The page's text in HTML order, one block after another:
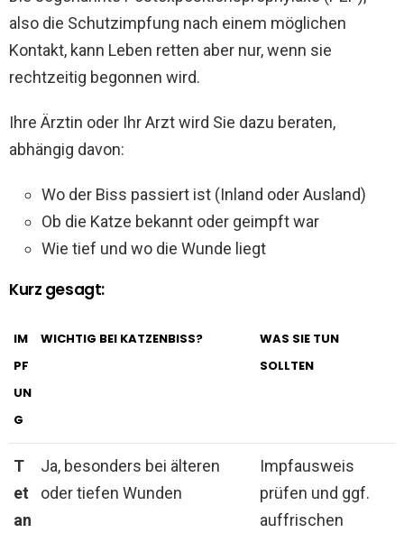
also die Schutzimpfung nach einem möglichen
Kontakt, kann Leben retten aber nur, wenn sie
rechtzeitig begonnen wird.
Ihre Ärztin oder Ihr Arzt wird Sie dazu beraten,
abhängig davon:
Wo der Biss passiert ist (Inland oder Ausland)
Ob die Katze bekannt oder geimpft war
Wie tief und wo die Wunde liegt
Kurz gesagt:
IM
PF
UN
G
WICHTIG BEI KATZENBISS?
WAS SIE TUN
SOLLTEN
T
et
an
Ja, besonders bei älteren
oder tiefen Wunden
Impfausweis
prüfen und ggf.
auffrischen